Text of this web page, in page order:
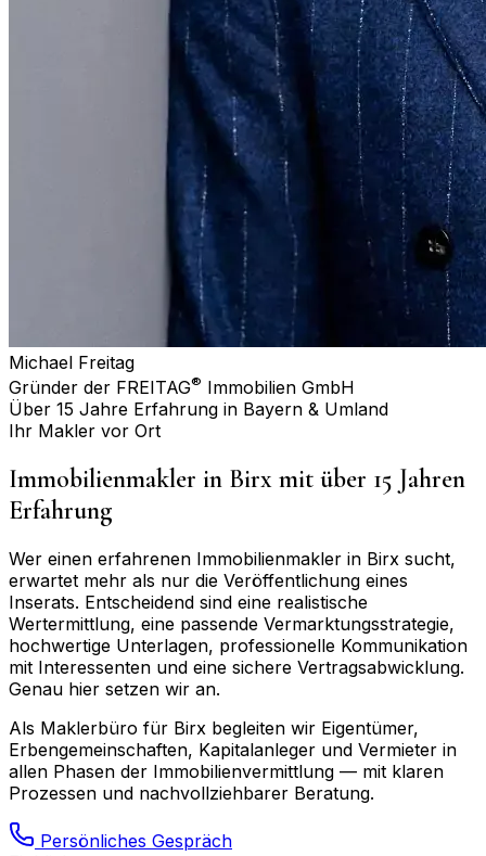
Michael Freitag
Gründer der FREITAG® Immobilien GmbH
Über 15 Jahre Erfahrung in Bayern & Umland
Ihr Makler vor Ort
Immobilienmakler in Birx mit über 15 Jahren
Erfahrung
Wer einen erfahrenen Immobilienmakler in Birx sucht,
erwartet mehr als nur die Veröffentlichung eines
Inserats. Entscheidend sind eine realistische
Wertermittlung, eine passende Vermarktungsstrategie,
hochwertige Unterlagen, professionelle Kommunikation
mit Interessenten und eine sichere Vertragsabwicklung.
Genau hier setzen wir an.
Als Maklerbüro für Birx begleiten wir Eigentümer,
Erbengemeinschaften, Kapitalanleger und Vermieter in
allen Phasen der Immobilienvermittlung — mit klaren
Prozessen und nachvollziehbarer Beratung.
Persönliches Gespräch